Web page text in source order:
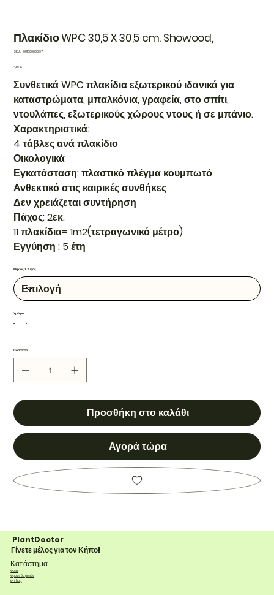
Πλακίδιο WPC 30,5 X 30,5 cm. Showood,
SKU: SKU
001600005197
Τιμή
4,19 €
Συνθετικά WPC πλακίδια εξωτερικού ιδανικά για
καταστρώματα, μπαλκόνια, γραφεία, στο σπίτι,
ντουλάπες, εξωτερικούς χώρους ντους ή σε μπάνιο.
Χαρακτηριστικά:
4 τάβλες ανά πλακίδιο
Οικολογικά
Εγκατάσταση: πλαστικό πλέγμα κουμπωτό
Ανθεκτικό στις καιρικές συνθήκες
Δεν χρειάζεται συντήρηση
Πάχος: 2εκ.
11 πλακίδια= 1m2(τετραγωνικό μέτρο)
Εγγύηση : 5 έτη
Μήκος Χ Ύψος
Χρώμα
Ποσότητα
Προσθήκη στο καλάθι
Αγορά τώρα
PlantDoctor
Γίνετε μέλος για τον Κήπο!
Κατάστημα
Φυτά
Φροντίδα φυτών
e-shop